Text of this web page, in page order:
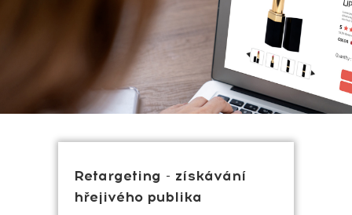
Retargeting - získávání
hřejivého publika